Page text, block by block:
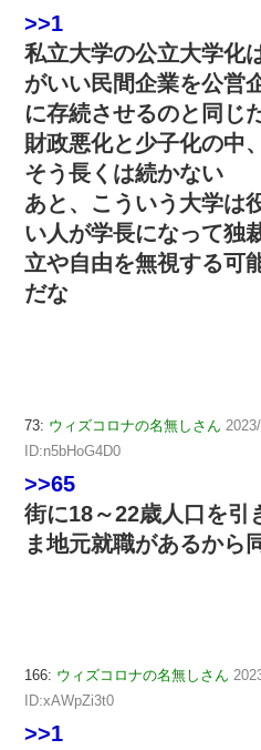
>>1
私立大学の公立大学化
がいい民間企業を公営
に存続させるのと同じ
財政悪化と少子化の中
そう長くは続かない
あと、こういう大学は
い人が学長になって独
立や自由を無視する可
だな
73: ウィズコロナの名無しさん
ID:n5bHoG4D0
>>65
街に18～22歳人口を引
ま地元就職があるから
166: ウィズコロナの名無しさん
ID:xAWpZi3t0
>>1